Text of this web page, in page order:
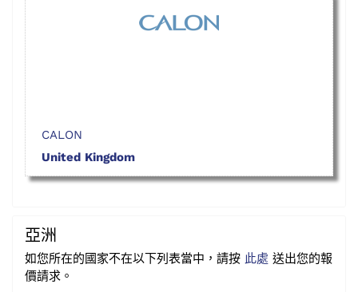
CALON
United Kingdom
亞洲
如您所在的國家不在以下列表當中，請按 此處 送出您的報
價請求。